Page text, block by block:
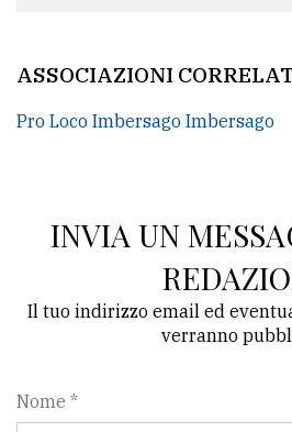
policy
policy
ASSOCIAZIONI
Pro Loco Imbersago Imbersago
INVIA UN
Il tuo indirizzo email ed
verranno
Nome *